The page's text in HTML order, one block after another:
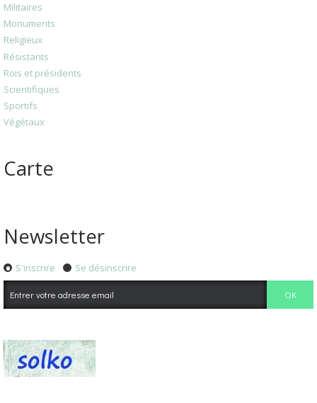
Militaires
Monuments
Religieux
Résistants
Rois et présidents
Scientifiques
Sportifs
Végétaux
Carte
Newsletter
S'inscrire Se désinscrire